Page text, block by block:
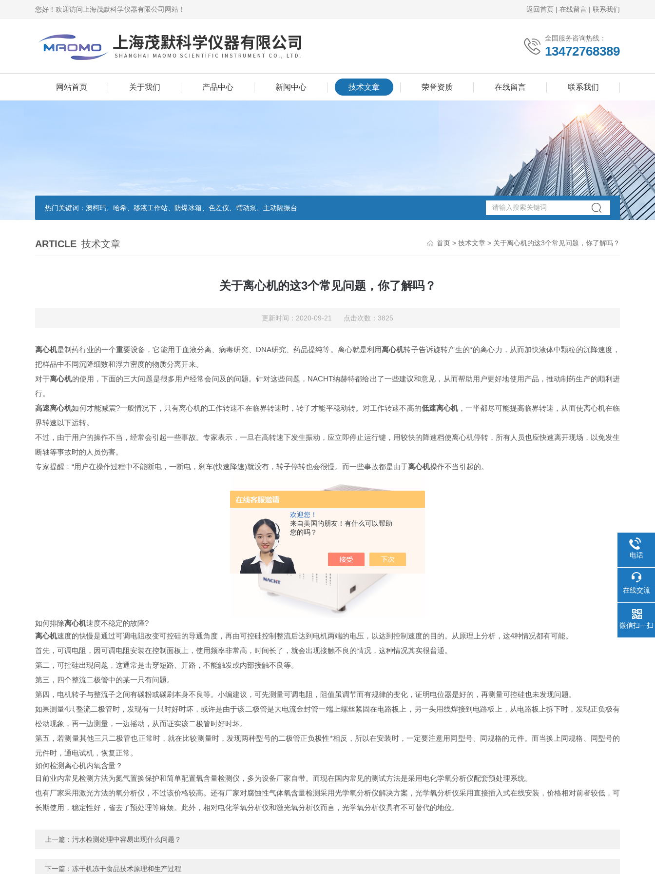
欢迎您！
来自美国的朋友！有什么可以帮助
您的吗？
您好！欢迎访问上海茂默科学仪器有限公司网站！ 返回首页 | 在线留言 | 联系我们
全国服务咨询热线：
13472768389
网站首页 关于我们 产品中心 新闻中心 技术文章 荣誉资质 在线留言 联系我们
热门关键词： 澳柯玛、哈希、移液工作站、防爆冰箱、色差仪、蠕动泵、主动隔振台
ARTICLE 技术文章 首页 > 技术文章 > 关于离心机的这3个常见问题，你了解吗？
关于离心机的这3个常见问题，你了解吗？
更新时间：2020-09-21 点击次数：3825
离心机是制药行业的一个重要设备，它能用于血液分离、病毒研究、DNA研究、药品提纯等。离心就是利用离心机转子告诉旋转产生的*的离心力，从而加快液体中颗粒的沉降速度，
把样品中不同沉降细数和浮力密度的物质分离开来。
对于离心机的使用，下面的三大问题是很多用户经常会问及的问题。针对这些问题，NACHT纳赫特都给出了一些建议和意见，从而帮助用户更好地使用产品，推动制药生产的顺利进
行。
高速离心机如何才能减震?一般情况下，只有离心机的工作转速不在临界转速时，转子才能平稳动转。对工作转速不高的低速离心机，一半都尽可能提高临界转速，从而使离心机在临
界转速以下运转。
不过，由于用户的操作不当，经常会引起一些事故。专家表示，一旦在高转速下发生振动，应立即停止运行键，用较快的降速档使离心机停转，所有人员也应快速离开现场，以免发生
断轴等事故时的人员伤害。
专家提醒：“用户在操作过程中不能断电，一断电，刹车(快速降速)就没有，转子停转也会很慢。而一些事故都是由于离心机操作不当引起的。
如何排除离心机速度不稳定的故障?
离心机速度的快慢是通过可调电阻改变可控硅的导通角度，再由可控硅控制整流后达到电机两端的电压，以达到控制速度的目的。从原理上分析，这4种情况都有可能。
首先，可调电阻，因可调电阻安装在控制面板上，使用频率非常高，时间长了，就会出现接触不良的情况，这种情况其实很普通。
第二，可控硅出现问题，这通常是击穿短路、开路，不能触发或内部接触不良等。
第三，四个整流二极管中的某一只有问题。
第四，电机转子与整流子之间有碳粉或碳刷本身不良等。小编建议，可先测量可调电阻，阻值虽调节而有规律的变化，证明电位器是好的，再测量可控硅也未发现问题。
如果测量4只整流二极管时，发现有一只时好时坏，或许是由于该二极管是大电流金封管一端上螺丝紧固在电路板上，另一头用线焊接到电路板上，从电路板上拆下时，发现正负极有
松动现象，再一边测量，一边摇动，从而证实该二极管时好时坏。
第五，若测量其他三只二极管也正常时，就在比较测量时，发现两种型号的二极管正负极性*相反，所以在安装时，一定要注意用同型号、同规格的元件。而当换上同规格、同型号的
元件时，通电试机，恢复正常。
如何检测离心机内氧含量？
目前业内常见检测方法为氮气置换保护和简单配置氧含量检测仪，多为设备厂家自带。而现在国内常见的测试方法是采用电化学氧分析仪配套预处理系统。
也有厂家采用激光方法的氧分析仪，不过该价格较高。还有厂家对腐蚀性气体氧含量检测采用光学氧分析仪解决方案，光学氧分析仪采用直接插入式在线安装，价格相对前者较低，可
长期使用，稳定性好，省去了预处理等麻烦。此外，相对电化学氧分析仪和激光氧分析仪而言，光学氧分析仪具有不可替代的地位。
上一篇： 污水检测处理中容易出现什么问题？
下一篇： 冻干机冻干食品技术原理和生产过程
电话
在线交流
微信扫一扫